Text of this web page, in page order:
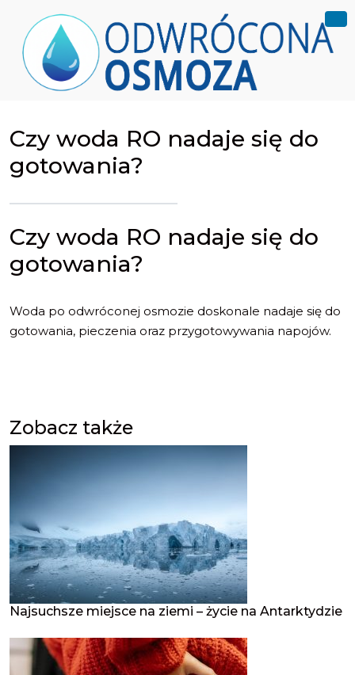
Czy woda RO nadaje się do
gotowania?
Czy woda RO nadaje się do
gotowania?
Woda po odwróconej osmozie doskonale nadaje się do
gotowania, pieczenia oraz przygotowywania napojów.
Zobacz także
Najsuchsze miejsce na ziemi – życie na Antarktydzie